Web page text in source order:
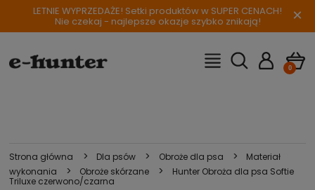
LETNIE WYPRZEDAŻE! Setki produktów w SUPER CENACH!
Nie czekaj - najlepsze okazje szybko znikają! ×
Strona główna > Dla psów > Obroże dla psa >
Materiał
wykonania
> Obroże skórzane >
Hunter Obroża dla psa Softie
Triluxe czerwono/czarna